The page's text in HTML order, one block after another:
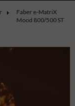
Faber e-MatriX
Mood 800/500 ST